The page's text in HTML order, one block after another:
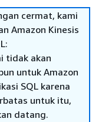
cermat, kami
Amazon Kinesis
tidak akan
untuk Amazon
SQL karena
untuk itu,
datang.